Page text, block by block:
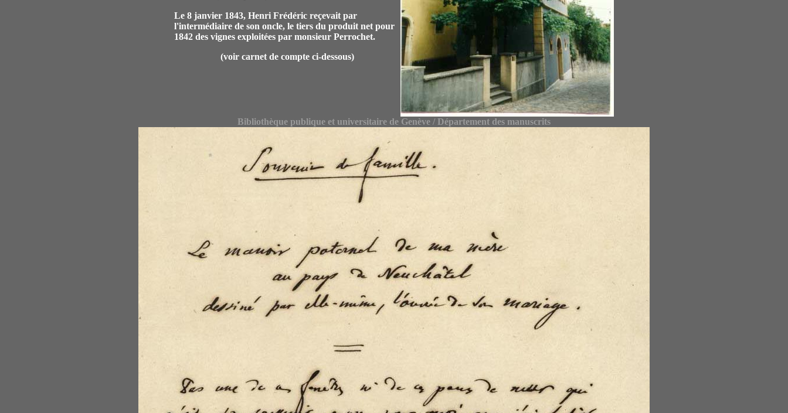
Le 8 janvier 1843, Henri Frédéric reçevait par
l'intermédiaire de son oncle, le tiers du produit net pour
1842 des vignes exploitées par monsieur Perrochet.
(voir carnet de compte ci-dessous)
Bibliothèque publique et universitaire de Genève / Département des manuscrits